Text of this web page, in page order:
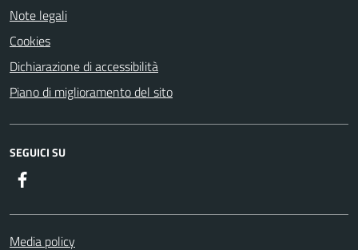
Note legali
Cookies
Dichiarazione di accessibilità
Piano di miglioramento del sito
SEGUICI SU
Media policy